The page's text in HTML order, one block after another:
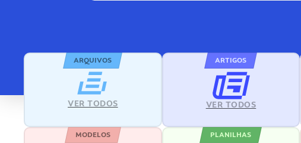
ARQUIVOS
VER TODOS
ARTIGOS
VER TODOS
MODELOS PLANILHAS